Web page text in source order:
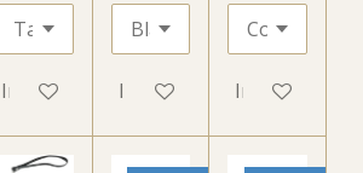
In winkelwagenIn winkelwagenIn